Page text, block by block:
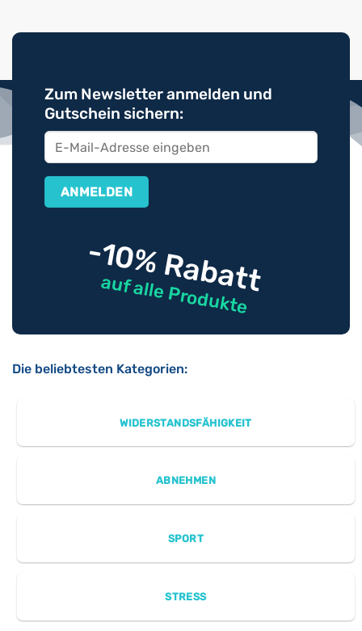
Zum Newsletter anmelden und
Gutschein sichern:
-10% Rabatt
auf alle Produkte
Die beliebtesten Kategorien:
WIDERSTANDSFÄHIGKEIT
ABNEHMEN
SPORT
STRESS